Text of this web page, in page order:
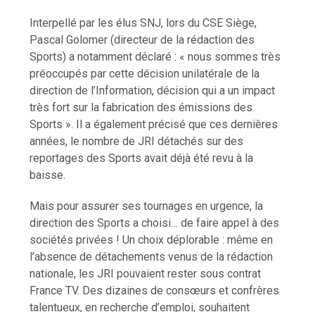
Interpellé par les élus SNJ, lors du CSE Siège,
Pascal Golomer (directeur de la rédaction des
Sports) a notamment déclaré : « nous sommes très
préoccupés par cette décision unilatérale de la
direction de l’Information, décision qui a un impact
très fort sur la fabrication des émissions des
Sports ». Il a également précisé que ces dernières
années, le nombre de JRI détachés sur des
reportages des Sports avait déjà été revu à la
baisse.
Mais pour assurer ses tournages en urgence, la
direction des Sports a choisi… de faire appel à des
sociétés privées ! Un choix déplorable : même en
l’absence de détachements venus de la rédaction
nationale, les JRI pouvaient rester sous contrat
France TV. Des dizaines de consœurs et confrères
talentueux, en recherche d’emploi, souhaitent